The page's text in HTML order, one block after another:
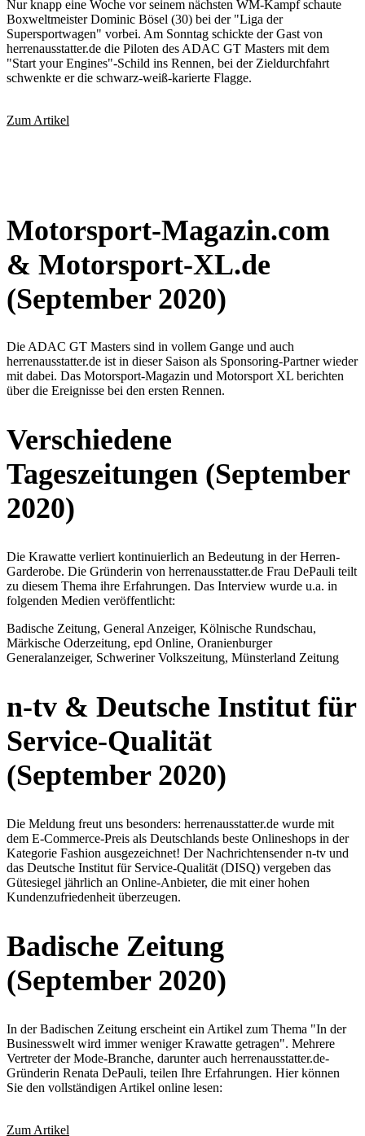
Nur knapp eine Woche vor seinem nächsten WM-Kampf schaute
Boxweltmeister Dominic Bösel (30) bei der "Liga der
Supersportwagen" vorbei. Am Sonntag schickte der Gast von
herrenausstatter.de die Piloten des ADAC GT Masters mit dem
"Start your Engines"-Schild ins Rennen, bei der Zieldurchfahrt
schwenkte er die schwarz-weiß-karierte Flagge.
Zum Artikel
Motorsport-Magazin.com
& Motorsport-XL.de
(September 2020)
Die ADAC GT Masters sind in vollem Gange und auch
herrenausstatter.de ist in dieser Saison als Sponsoring-Partner wieder
mit dabei. Das Motorsport-Magazin und Motorsport XL berichten
über die Ereignisse bei den ersten Rennen.
Verschiedene
Tageszeitungen (September
2020)
Die Krawatte verliert kontinuierlich an Bedeutung in der Herren-
Garderobe. Die Gründerin von herrenausstatter.de Frau DePauli teilt
zu diesem Thema ihre Erfahrungen. Das Interview wurde u.a. in
folgenden Medien veröffentlicht:
Badische Zeitung, General Anzeiger, Kölnische Rundschau,
Märkische Oderzeitung, epd Online, Oranienburger
Generalanzeiger, Schweriner Volkszeitung, Münsterland Zeitung
n-tv & Deutsche Institut für
Service-Qualität
(September 2020)
Die Meldung freut uns besonders: herrenausstatter.de wurde mit
dem E-Commerce-Preis als Deutschlands beste Onlineshops in der
Kategorie Fashion ausgezeichnet! Der Nachrichtensender n-tv und
das Deutsche Institut für Service-Qualität (DISQ) vergeben das
Gütesiegel jährlich an Online-Anbieter, die mit einer hohen
Kundenzufriedenheit überzeugen.
Badische Zeitung
(September 2020)
In der Badischen Zeitung erscheint ein Artikel zum Thema "In der
Businesswelt wird immer weniger Krawatte getragen". Mehrere
Vertreter der Mode-Branche, darunter auch herrenausstatter.de-
Gründerin Renata DePauli, teilen Ihre Erfahrungen. Hier können
Sie den vollständigen Artikel online lesen:
Zum Artikel